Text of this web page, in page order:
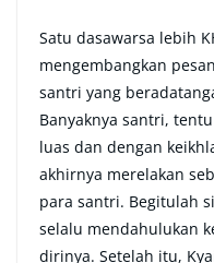
Satu dasawarsa lebih
mengembangkan
santri yang
Banyaknya santri,
luas dan dengan
akhirnya merelakan
para santri. Begitulah
selalu mendahulukan
dirinya. Setelah itu,